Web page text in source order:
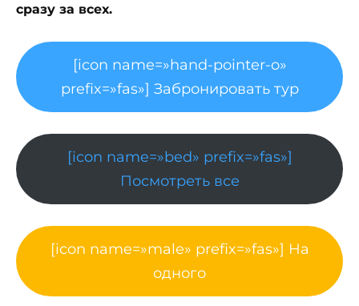
сразу за всех.
[icon name=»hand-pointer-o»
prefix=»fas»] Забронировать тур
[icon name=»bed» prefix=»fas»]
Посмотреть все
[icon name=»male» prefix=»fas»] На
одного